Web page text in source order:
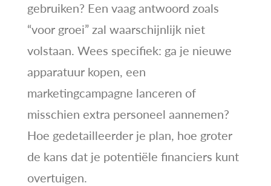
gebruiken? Een vaag antwoord zoals
“voor groei” zal waarschijnlijk niet
volstaan. Wees specifiek: ga je nieuwe
apparatuur kopen, een
marketingcampagne lanceren of
misschien extra personeel aannemen?
Hoe gedetailleerder je plan, hoe groter
de kans dat je potentiële financiers kunt
overtuigen.